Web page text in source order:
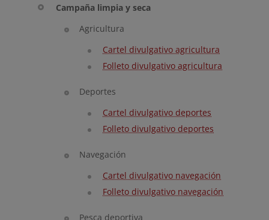
Campaña limpia y seca
Agricultura
Cartel divulgativo agricultura
Folleto divulgativo agricultura
Deportes
Cartel divulgativo deportes
Folleto divulgativo deportes
Navegación
Cartel divulgativo navegación
Folleto divulgativo navegación
Pesca deportiva